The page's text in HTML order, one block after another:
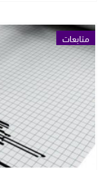
متابعات